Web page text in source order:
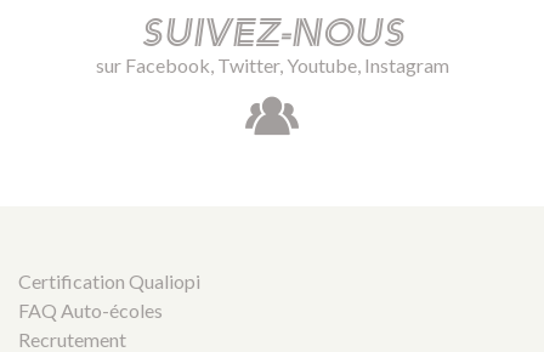
Suivez-nous
sur Facebook, Twitter, Youtube, Instagram
Certification Qualiopi
FAQ Auto-écoles
Recrutement